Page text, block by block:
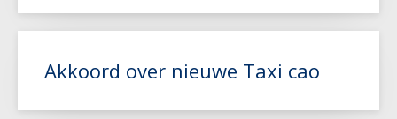
Lees meer
Lees meer
Akkoord over nieuwe Taxi cao